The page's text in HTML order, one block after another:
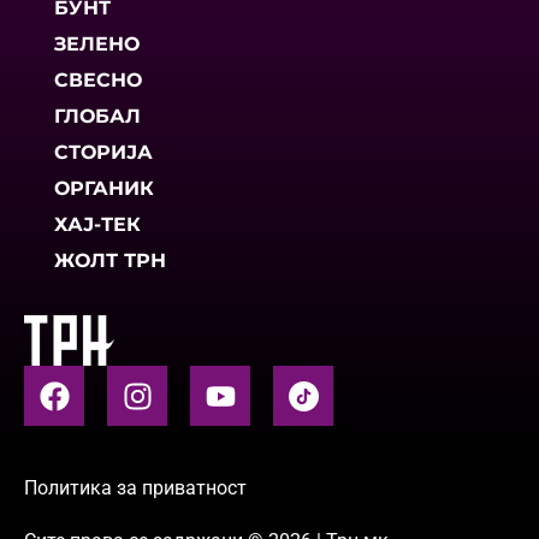
БУНТ
ЗЕЛЕНО
СВЕСНО
ГЛОБАЛ
СТОРИЈА
ОРГАНИК
ХАЈ-ТЕК
ЖОЛТ ТРН
Политика за приватност